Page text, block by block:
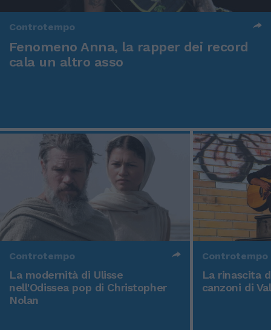
Controtempo
Fenomeno Anna, la rapper dei record
cala un altro asso
Controtempo
La modernità di Ulisse
nell'Odissea pop di Christopher
Nolan
Controtempo
La rinascita
canzoni di